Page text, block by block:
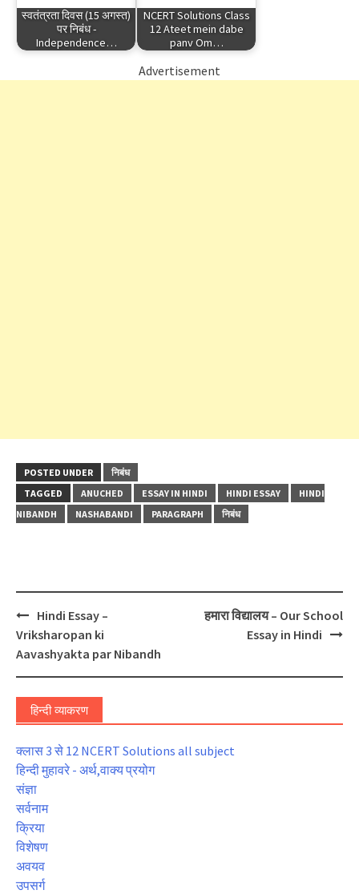
स्वतंत्रता दिवस (15 अगस्त)
पर निबंध -
Independence…
NCERT Solutions Class
12 Ateet mein dabe
panv Om…
Advertisement
POSTED UNDER
निबंध
TAGGED
ANUCHED ESSAY IN HINDI HINDI ESSAY
HINDI
NIBANDH
NASHABANDI PARAGRAPH निबंध
Post
navigation
Hindi Essay –
Vriksharopan ki
Aavashyakta par Nibandh
हमारा विद्यालय – Our School
Essay in Hindi
हिन्दी व्याकरण
क्लास 3 से 12 NCERT Solutions all subject
हिन्दी मुहावरे - अर्थ,वाक्य प्रयोग
संज्ञा
सर्वनाम
क्रिया
विशेषण
अवयव
उपसर्ग